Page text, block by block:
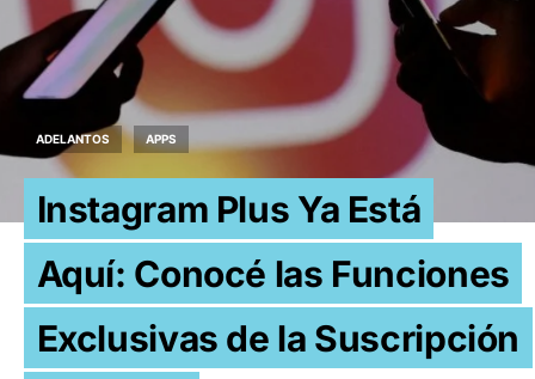
ADELANTOS APPS
Instagram Plus Ya Está
Aquí: Conocé las Funciones
Exclusivas de la Suscripción